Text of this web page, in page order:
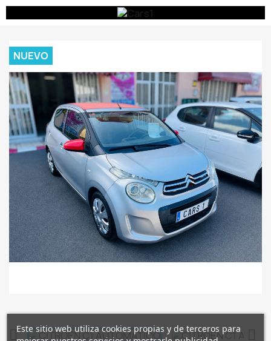
NUEVO
Este sitio web utiliza cookies propias y de terceros para